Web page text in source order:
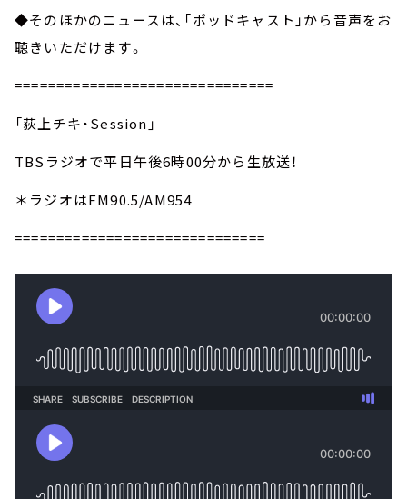
◆そのほかのニュースは、「ポッドキャスト」から音声をお
聴きいただけます。
===============================
「荻上チキ・Session」
TBSラジオで平日午後6時00分から生放送！
＊ラジオはFM90.5/AM954
==============================